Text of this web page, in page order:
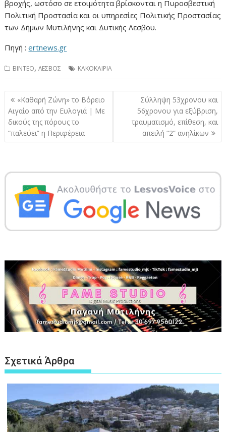
βροχής, ωστόσο σε ετοιμότητα βρίσκονται η Πυροσβεστική
Πολιτική Προστασία και οι υπηρεσίες Πολιτικής Προστασίας
των Δήμων Μυτιλήνης και Δυτικής Λεσβου.
Πηγή :ertnews.gr
ΒΙΝΤΕΟ,ΛΕΣΒΟΣ ΚΑΚΟΚΑΙΡΙΑ
Πλοήγηση
άρθρων
«Καθαρή Ζώνη» το Βόρειο
Αιγαίο από την Ευλογιά | Με
δικούς της πόρους το
“παλεύει” η Περιφέρεια
Σύλληψη 53χρονου και
56χρονου για εξύβριση,
τραυματισμό, επίθεση, και
απειλή “2” ανηλίκων
Σχετικά Άρθρα